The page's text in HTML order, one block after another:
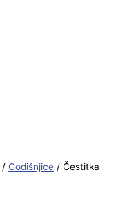
/ Godišnjice / Čestitka